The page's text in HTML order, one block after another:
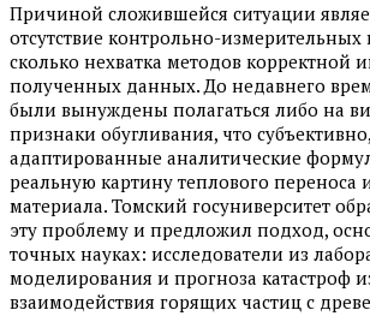
Причиной сложившейся ситуации
отсутствие контрольно-измерительных
сколько нехватка методов корректной
полученных данных. До недавнего
были вынуждены полагаться либо на
признаки обугливания, что
адаптированные аналитические
реальную картину теплового переноса
материала. Томский госуниверситет
эту проблему и предложил подход,
точных науках: исследователи из
моделирования и прогноза катастроф
взаимодействия горящих частиц с